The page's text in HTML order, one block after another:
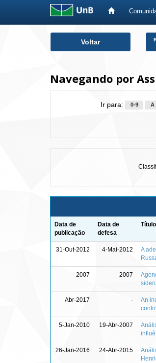
Voltar
Navegando por
Ir para: 0-9 A
Data de
publicação
Data de
defesa
Título
31-Out-2012 4-Mai-2012
A
2007 2007
Abr-2017 -
An
5-Jan-2010 19-Abr-2007
26-Jan-2016 24-Abr-2015